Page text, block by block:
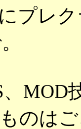
プレ
、MOD
のは